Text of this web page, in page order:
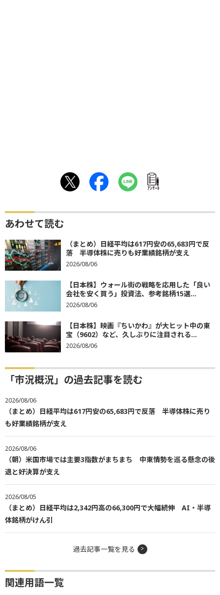
ｱﾝｹｰﾄ
あわせて読む
（まとめ）日経平均は617円安の65,683円で反
落 半導体株に売りも好業績銘柄が支え
2026/08/06
【日本株】ウォール街の戦略を応用した「良い
会社を安く買う」投資法、参考銘柄15選...
2026/08/06
【日本株】映画『ちいかわ』が大ヒット中の東
宝（9602）など、久しぶりに注目される...
2026/08/06
「市況概況」の過去記事を読む
2026/08/06
（まとめ）日経平均は617円安の65,683円で反落 半導体株に売り
も好業績銘柄が支え
2026/08/06
（朝）米国市場では主要3指数がまちまち 中東情勢を巡る懸念の後
退と好決算が支え
2026/08/05
（まとめ）日経平均は2,342円高の66,300円で大幅続伸 AI・半導
体銘柄がけん引
過去記事一覧を見る
関連用語一覧